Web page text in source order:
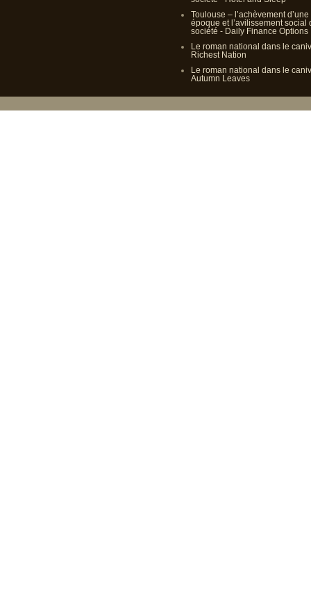
Toulouse – l’achèvement d’une
époque et l’avilissement social
société - Daily Finance Options
Le roman national dans le
Richest Nation
Le roman national dans le
Autumn Leaves